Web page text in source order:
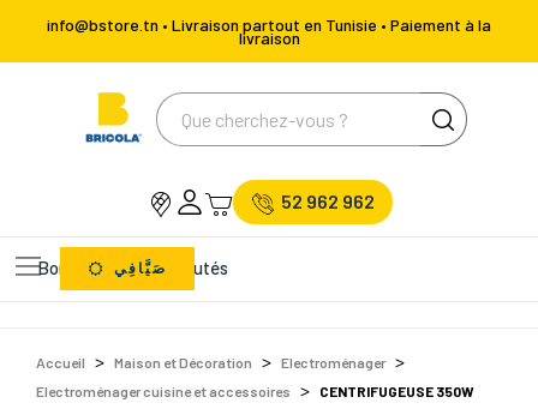
info@bstore.tn • Livraison partout en Tunisie • Paiement à la
livraison
52 962 962
Bons Plans Nouveautés
صَيَّافِي
Accueil Maison et Décoration
Electroménager
Electroménager cuisine et accessoires
CENTRIFUGEUSE 350W